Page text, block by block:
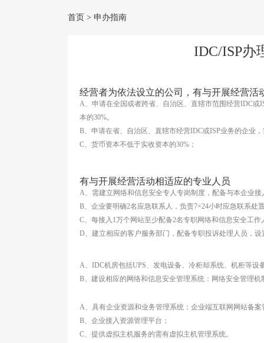
首页 > 申办指南
IDC/ISP办
经营者为依法设立的公司，有与开展经营活
A、申请在全国或者跨省、自治区、直辖市范围经营IDC或
本的30%。
B、申请在省、自治区、直辖市经营IDC或ISP业务的企业
C、货币资本不低于实收资本的30%；
有与开展经营活动相适应的专业人员
A、需建立网络和信息安全专人专岗制度，配备与本企业
B、企业要明确2名应急联系人，负责7×24小时应急联系处
C、每接入1万个网站至少配备2名专职网络和信息安全工
D、建立相应的客户服务部门，配备专职投诉处理人员，
A、IDC机房包括UPS、发电设备、冷柜却系统、机柜等设
B、建设相应的网络和信息安全管理系统：网络安全管理
A、具有企业资源和业务管理系统：企业端互联网网站备案
B、企业接入资源管理平台；
C、提供虚拟主机服务的需有虚拟主机管理系统。